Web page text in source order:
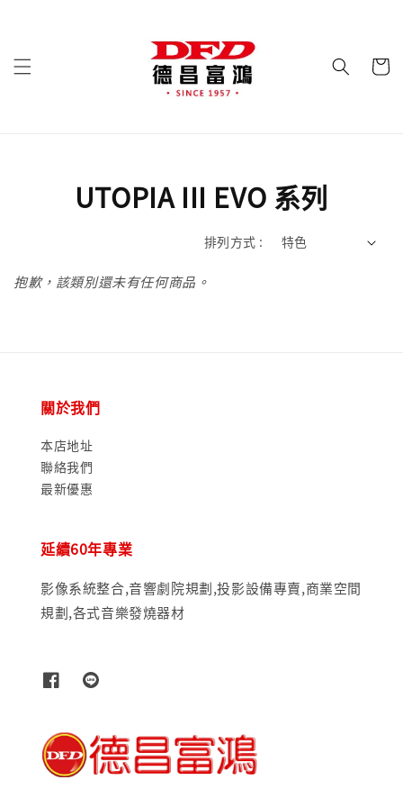
UTOPIA III EVO 系列
排列方式 :
抱歉，該類別還未有任何商品。
關於我們
本店地址
聯絡我們
最新優惠
延續60年專業
影像系統整合,音響劇院規劃,投影設備專賣,商業空間
規劃,各式音樂發燒器材